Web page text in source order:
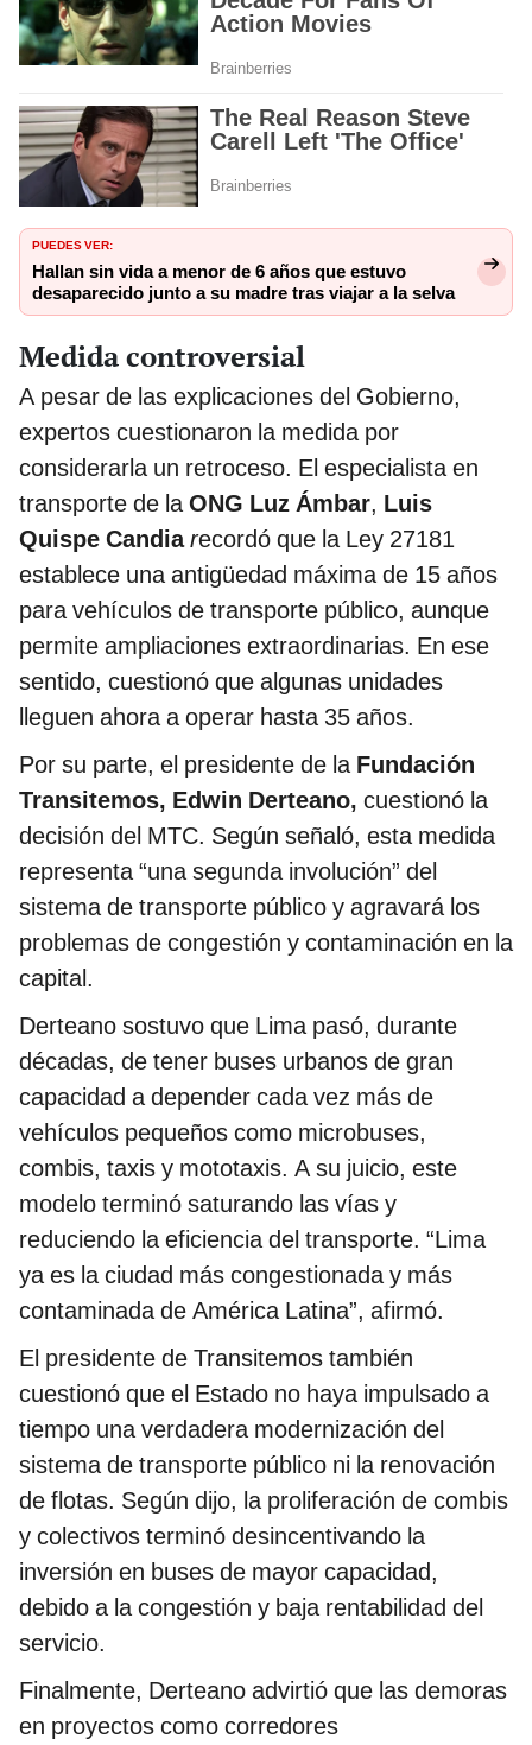
PUEDES VER:
Hallan sin vida a menor de 6 años que estuvo
desaparecido junto a su madre tras viajar a la selva
Medida controversial
A pesar de las explicaciones del Gobierno,
expertos cuestionaron la medida por
considerarla un retroceso. El especialista en
transporte de laONG Luz Ámbar, Luis
Quispe Candiarecordó que la Ley 27181
establece una antigüedad máxima de 15 años
para vehículos de transporte público, aunque
permite ampliaciones extraordinarias. En ese
sentido, cuestionó que algunas unidades
lleguen ahora a operar hasta 35 años.
Por su parte, el presidente de la Fundación
Transitemos, Edwin Derteano, cuestionó la
decisión del MTC. Según señaló, esta medida
representa “una segunda involución” del
sistema de transporte público y agravará los
problemas de congestión y contaminación en la
capital.
Derteano sostuvo que Lima pasó, durante
décadas, de tener buses urbanos de gran
capacidad a depender cada vez más de
vehículos pequeños como microbuses,
combis, taxis y mototaxis. A su juicio, este
modelo terminó saturando las vías y
reduciendo la eficiencia del transporte. “Lima
ya es la ciudad más congestionada y más
contaminada de América Latina”, afirmó.
El presidente de Transitemos también
cuestionó que el Estado no haya impulsado a
tiempo una verdadera modernización del
sistema de transporte público ni la renovación
de flotas. Según dijo, la proliferación de combis
y colectivos terminó desincentivando la
inversión en buses de mayor capacidad,
debido a la congestión y baja rentabilidad del
servicio.
Finalmente, Derteano advirtió que las demoras
en proyectos como corredores